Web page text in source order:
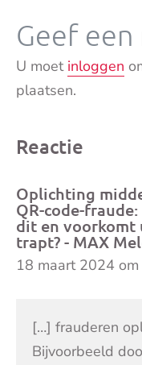
Geef
U moet inloggen
plaatsen.
Reactie
Oplichting
QR-code-
dit en voorkomt
trapt? - MAX
18 maart 2024
[…] frauderen
Bijvoorbeeld